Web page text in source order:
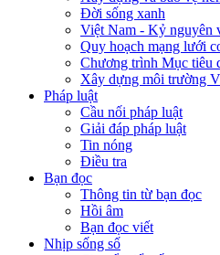
Đời sống xanh
Việt Nam - Kỷ nguyên
Quy hoạch mạng lưới
Chương trình Mục tiêu
Xây dựng môi trường
Pháp luật
Cầu nối pháp luật
Giải đáp pháp luật
Tin nóng
Điều tra
Bạn đọc
Thông tin từ bạn đọc
Hồi âm
Bạn đọc viết
Nhịp sống số